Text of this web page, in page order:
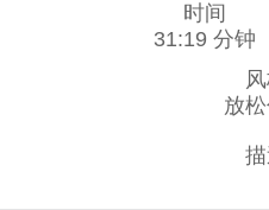
时间
31:19 分钟
放